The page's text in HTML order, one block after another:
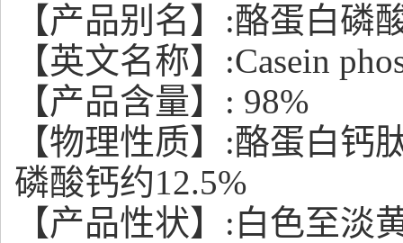
【产品别名】:酪蛋白磷
【英文名称】:Casein
【产品含量】: 98%
【物理性质】:酪蛋白
磷酸钙约12.5%
【产品性状】:白色至淡